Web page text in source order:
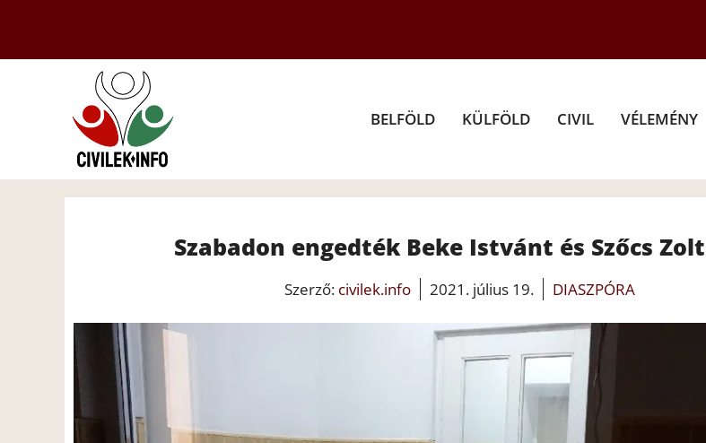
tartalomba
BELFÖLD KÜLFÖLD CIVIL VÉLEMÉNY
Szabadon engedték Beke Istvánt és Szőcs
Szerző: civilek.info 2021. július 19. DIASZPÓRA